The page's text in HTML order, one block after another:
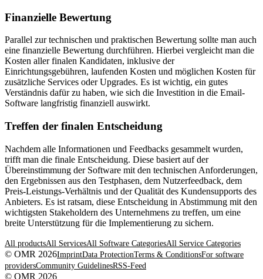
Finanzielle Bewertung
Parallel zur technischen und praktischen Bewertung sollte man auch
eine finanzielle Bewertung durchführen. Hierbei vergleicht man die
Kosten aller finalen Kandidaten, inklusive der
Einrichtungsgebühren, laufenden Kosten und möglichen Kosten für
zusätzliche Services oder Upgrades. Es ist wichtig, ein gutes
Verständnis dafür zu haben, wie sich die Investition in die Email-
Software langfristig finanziell auswirkt.
Treffen der finalen Entscheidung
Nachdem alle Informationen und Feedbacks gesammelt wurden,
trifft man die finale Entscheidung. Diese basiert auf der
Übereinstimmung der Software mit den technischen Anforderungen,
den Ergebnissen aus den Testphasen, dem Nutzerfeedback, dem
Preis-Leistungs-Verhältnis und der Qualität des Kundensupports des
Anbieters. Es ist ratsam, diese Entscheidung in Abstimmung mit den
wichtigsten Stakeholdern des Unternehmens zu treffen, um eine
breite Unterstützung für die Implementierung zu sichern.
All productsAll ServicesAll Software CategoriesAll Service Categories
© OMR 2026ImprintData ProtectionTerms & ConditionsFor software
providersCommunity GuidelinesRSS-Feed
© OMR 2026